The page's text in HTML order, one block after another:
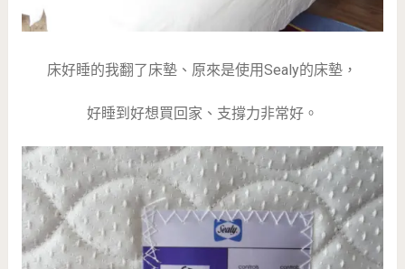
床好睡的我翻了床墊、原來是使用Sealy的床墊，
好睡到好想買回家、支撐力非常好。